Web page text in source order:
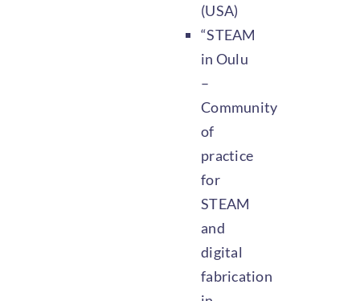
(USA)
“STEAM
in Oulu
–
Community
of
practice
for
STEAM
and
digital
fabrication